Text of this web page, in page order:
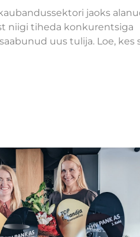
jaoks
niigi tiheda konkurentsiga
uus tulija. Loe, kes